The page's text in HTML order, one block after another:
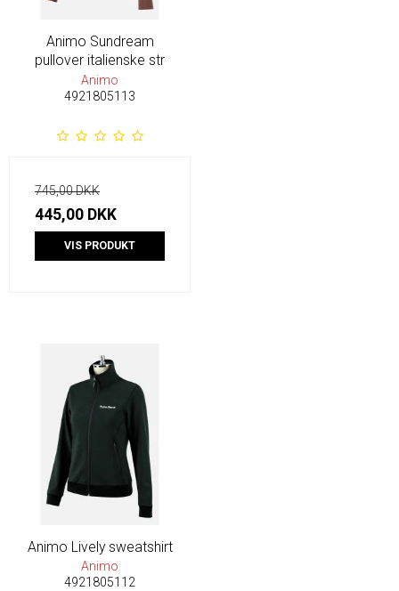
Animo Sundream
pullover italienske str
Animo
4921805113
745,00 DKK
445,00 DKK
VIS PRODUKT
Animo Lively sweatshirt
Animo
4921805112